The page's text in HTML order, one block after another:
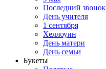
Последний звонок
День учителя
1 сентября
Хеллоуин
День матери
День семьи
Букеты